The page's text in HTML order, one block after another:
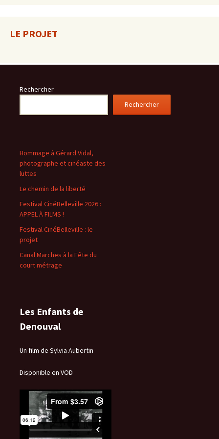
LE PROJET
Rechercher
Rechercher
Hommage à Gérard Vidal,
photographe et cinéaste des
luttes
Le chemin de la liberté
Festival CinéBelleville 2026 :
APPEL À FILMS !
Festival CinéBelleville : le
projet
Canal Marches à la Fête du
court métrage
Les Enfants de
Denouval
Un film de Sylvia Aubertin
Disponible en VOD